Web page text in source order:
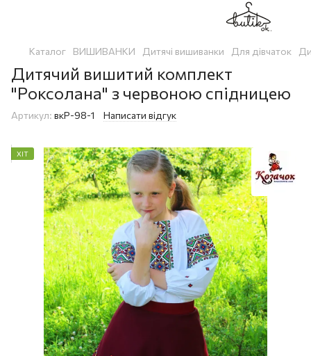
Каталог ВИШИВАНКИ Дитячі вишиванки Для дівчаток
Дитячий вишитий комплект
"Роксолана" з червоною спідницею
Артикул: вкР-98-1 Написати відгук
ХІТ